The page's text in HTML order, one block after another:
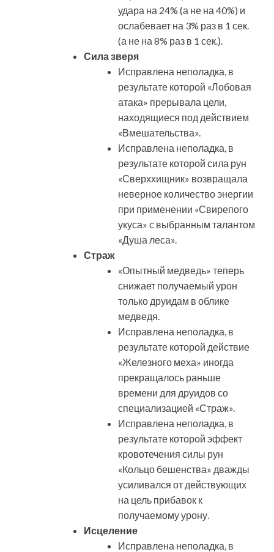
удара на 24% (а не на 40%) и
ослабевает на 3% раз в 1 сек.
(а не на 8% раз в 1 сек.).
Сила зверя
Исправлена неполадка, в
результате которой «Лобовая
атака» прерывала цели,
находящиеся под действием
«Вмешательства».
Исправлена неполадка, в
результате которой сила рун
«Сверххищник» возвращала
неверное количество энергии
при применении «Свирепого
укуса» с выбранным талантом
«Душа леса».
Страж
«Опытный медведь» теперь
снижает получаемый урон
только друидам в облике
медведя.
Исправлена неполадка, в
результате которой действие
«Железного меха» иногда
прекращалось раньше
времени для друидов со
специализацией «Страж».
Исправлена неполадка, в
результате которой эффект
кровотечения силы рун
«Кольцо бешенства» дважды
усиливался от действующих
на цель прибавок к
получаемому урону.
Исцеление
Исправлена неполадка, в